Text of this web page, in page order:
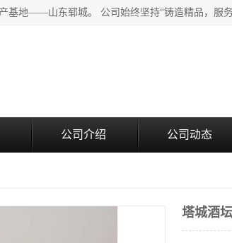
公司介绍 公司动态
塔城酒